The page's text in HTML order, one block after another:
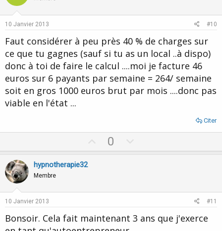
régularisation des charges sociales l'année suivante (en
2009).
comme l'année 2009 il y a eu une grosse régul', 2010 a été
que 2001 est moins bonne en revenu que 2010.
le revenu est en progression mais subit une oscillation
harmonique allant en s'amortissant.
D'ici 2 ans, ca devrait se tasser et je devrais atteindre un
régime stable, pour lequel les cotisations prévisionnelles en
début d'année correspondront à peu de choses près aux
cotisations finales après régularisations.
Grosso modo, je considère que j'ai pu en vivre 2 au bout de 2
t
e
10 Janvier 2013 #10
Faut considérer à peu près 40 % de charges sur
ce que tu gagnes (sauf si tu as un local ..à dispo)
donc à toi de faire le calcul ....moi je facture 46
euros sur 6 payants par semaine = 264/ semaine
soit en gros 1000 euros brut par mois ....donc pas
viable en l'état ...
Citer
p
t
0
o
v
t
e
hypnotherapie32
Membre
10 Janvier 2013 #11
Bonsoir. Cela fait maintenant 3 ans que j'exerce